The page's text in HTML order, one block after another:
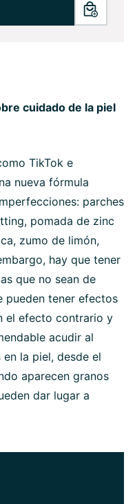
cuidado de la piel
TikTok e
nueva fórmula
parches
pomada de zinc
zumo de limón,
hay que tener
que no sean de
pueden tener efectos
el efecto contrario y
acudir al
la piel, desde el
aparecen granos
dar lugar a